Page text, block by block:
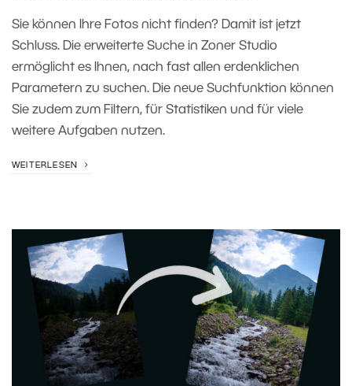
Sie können Ihre Fotos nicht finden? Damit ist jetzt
Schluss. Die erweiterte Suche in Zoner Studio
ermöglicht es Ihnen, nach fast allen erdenklichen
Parametern zu suchen. Die neue Suchfunktion können
Sie zudem zum Filtern, für Statistiken und für viele
weitere Aufgaben nutzen.
WEITERLESEN